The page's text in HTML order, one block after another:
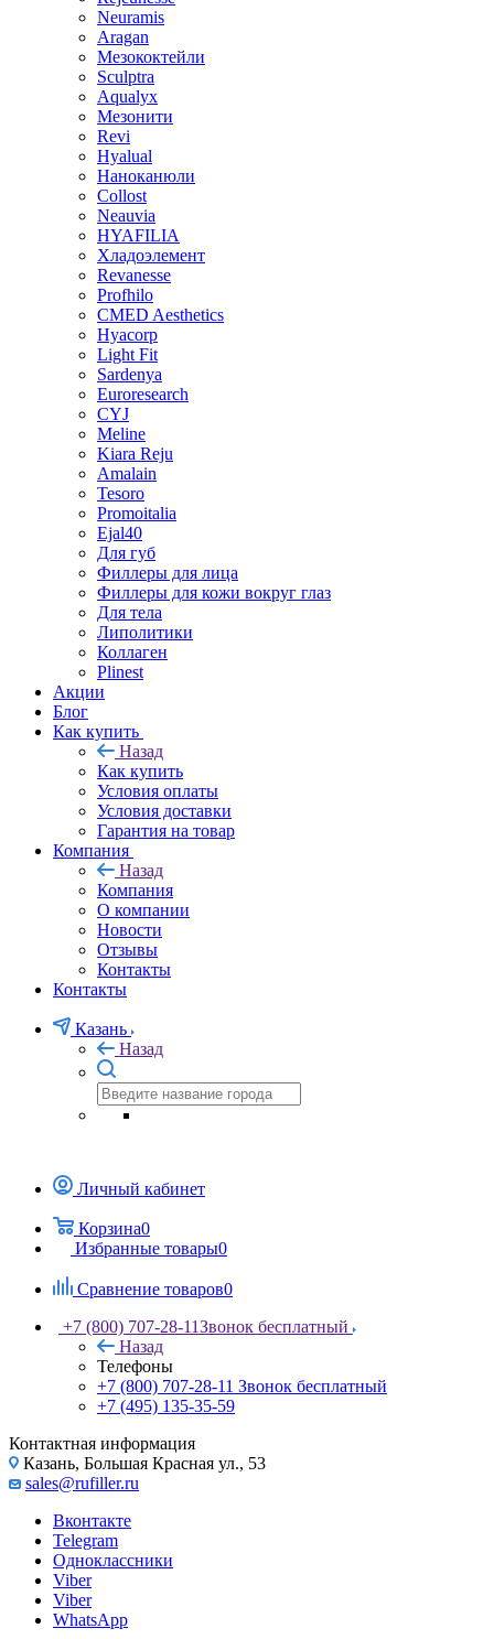
Rejeunesse
Neuramis
Aragan
Мезококтейли
Sculptra
Aqualyx
Мезонити
Revi
Hyalual
Наноканюли
Collost
Neauvia
HYAFILIA
Хладоэлемент
Revanesse
Profhilo
CMED Aesthetics
Hyacorp
Light Fit
Sardenya
Euroresearch
CYJ
Meline
Kiara Reju
Amalain
Tesoro
Promoitalia
Ejal40
Для губ
Филлеры для лица
Филлеры для кожи вокруг глаз
Для тела
Липолитики
Коллаген
Plinest
Акции
Блог
Как купить
Назад
Как купить
Условия оплаты
Условия доставки
Гарантия на товар
Компания
Назад
Компания
О компании
Новости
Отзывы
Контакты
Казань
Корзина0
+7 (800) 707-28-11
Назад
Телефоны
+7 (800) 707-28-11
Контактная информация
Казань, Большая Красная ул., 53
Вконтакте
Telegram
Одноклассники
Viber
Viber